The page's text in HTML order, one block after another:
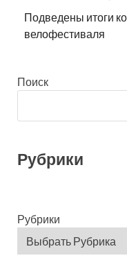
Подведены итоги
велофестиваля
Поиск
Рубрики
Рубрики